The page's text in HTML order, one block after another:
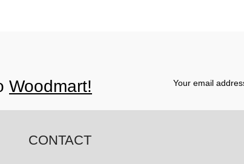
Woodmart!
CONTACT